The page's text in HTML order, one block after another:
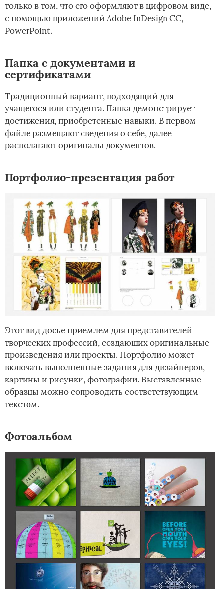
только в том, что его оформляют в цифровом виде,
с помощью приложений Adobe InDesign CC,
PowerPoint.
Папка с документами и
сертификатами
Традиционный вариант, подходящий для
учащегося или студента. Папка демонстрирует
достижения, приобретенные навыки. В первом
файле размещают сведения о себе, далее
располагают оригиналы документов.
Портфолио-презентация работ
Этот вид досье приемлем для представителей
творческих профессий, создающих оригинальные
произведения или проекты. Портфолио может
включать выполненные задания для дизайнеров,
картины и рисунки, фотографии. Выставленные
образцы можно сопроводить соответствующим
текстом.
Фотоальбом